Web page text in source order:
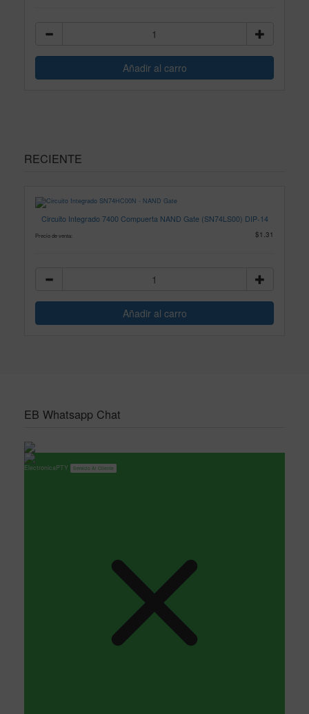
RECIENTE
Circuito Integrado 7400 Compuerta NAND Gate (SN74LS00) DIP-14
Precio de venta: $1.31
EB Whatsapp Chat
ElectronicaPTY Servicio Al Cliente